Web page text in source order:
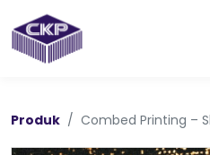
Produk Combed Printing –